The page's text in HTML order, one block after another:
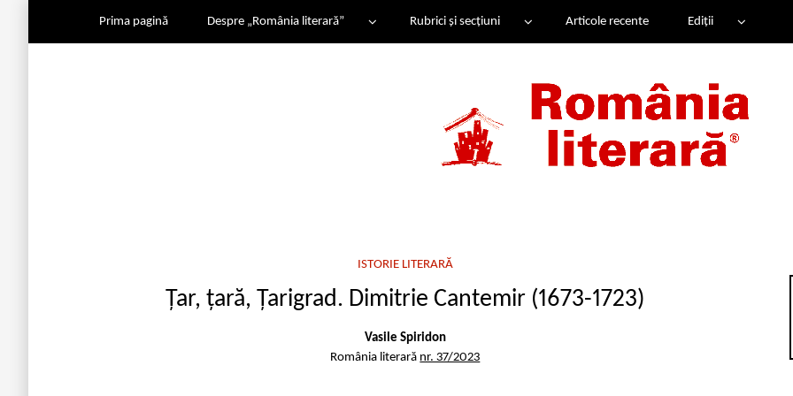
Prima pagină Despre „România literară” Rubrici și secțiuni Articole recente Ediții
ISTORIE LITERARĂ
Țar, țară, Țarigrad. Dimitrie Cantemir (1673-1723)
Vasile Spiridon
România literară nr. 37/2023